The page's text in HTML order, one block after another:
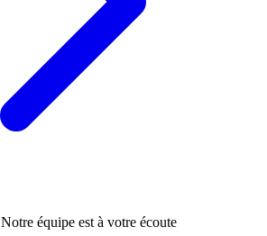
Notre équipe est à votre écoute